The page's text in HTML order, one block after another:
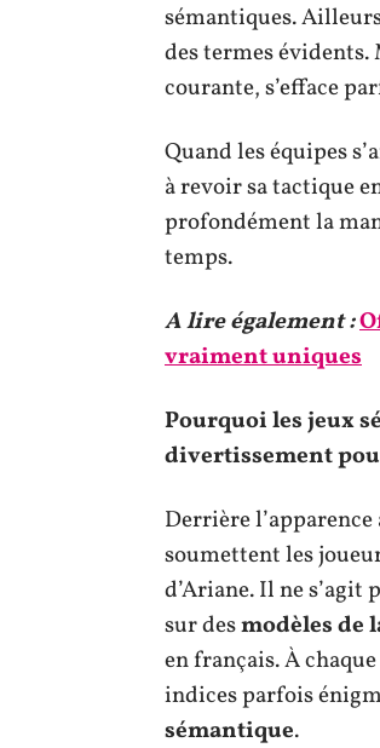
sémantiques.
des termes
courante, s’efface
Quand les équipes
à revoir sa tactique
profondément la
temps.
A lire également :
vraiment uniques
Pourquoi les jeux
divertissement
Derrière
soumettent les
d’Ariane. Il ne s’agit
sur desmodèles de
en français. À
indices parfois
sémantique.